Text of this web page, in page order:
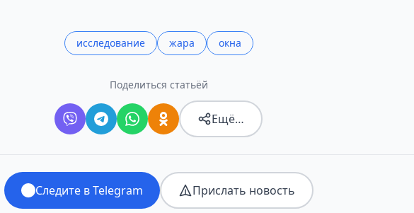
исследование жара окна
Поделиться статьёй
Ещё…
Следите в Telegram Прислать новость